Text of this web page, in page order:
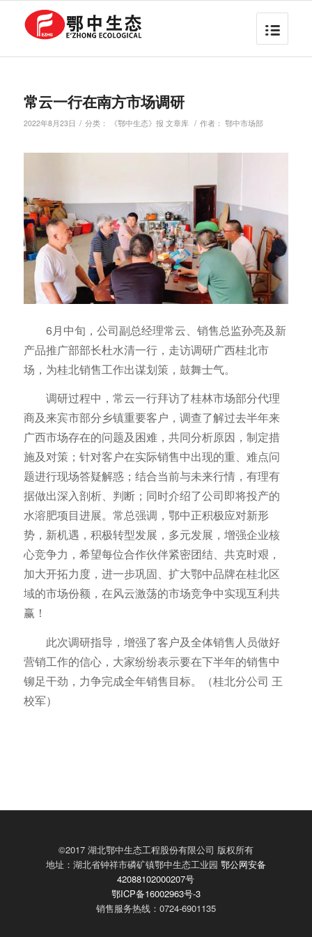
常云一行在南方市场调研
2022年8月23日 / 分类： 《鄂中生态》报 文章库 / 作者： 鄂中市场部
6月中旬，公司副总经理常云、销售总监孙亮及新
产品推广部部长杜水清一行，走访调研广西桂北市
场，为桂北销售工作出谋划策，鼓舞士气。
调研过程中，常云一行拜访了桂林市场部分代理
商及来宾市部分乡镇重要客户，调查了解过去半年来
广西市场存在的问题及困难，共同分析原因，制定措
施及对策；针对客户在实际销售中出现的重、难点问
题进行现场答疑解惑；结合当前与未来行情，有理有
据做出深入剖析、判断；同时介绍了公司即将投产的
水溶肥项目进展。常总强调，鄂中正积极应对新形
势，新机遇，积极转型发展，多元发展，增强企业核
心竞争力，希望每位合作伙伴紧密团结、共克时艰，
加大开拓力度，进一步巩固、扩大鄂中品牌在桂北区
域的市场份额，在风云激荡的市场竞争中实现互利共
赢！
此次调研指导，增强了客户及全体销售人员做好
营销工作的信心，大家纷纷表示要在下半年的销售中
铆足干劲，力争完成全年销售目标。（桂北分公司 王
校军）
©2017 湖北鄂中生态工程股份有限公司 版权所有
地址：湖北省钟祥市磷矿镇鄂中生态工业园 鄂公网安备
42088102000207号
鄂ICP备16002963号-3
销售服务热线：0724-6901135